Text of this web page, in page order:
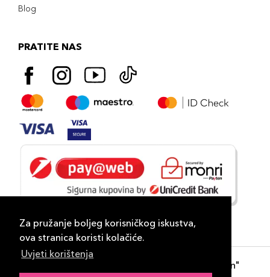
Za pružanje boljeg korisničkog iskustva,
ova stranica koristi kolačiće.
Uvjeti korištenja
Blog
PRATITE NAS
- "DP Lux Distribution"